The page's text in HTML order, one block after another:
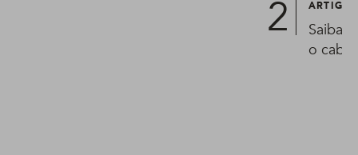
ARTIGO
Saiba
o